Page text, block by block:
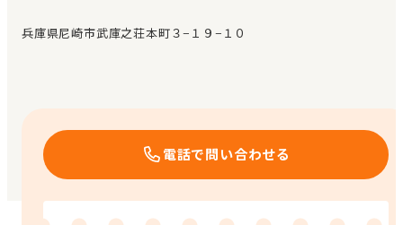
エンクルの特徴と活用方法
兵庫県尼崎市武庫之荘本町３−１９−１０
電話で問い合わせる